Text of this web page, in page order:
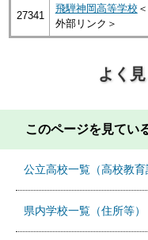
27341
飛騨神岡高等学校 ＜
外部リンク＞
よく
このページを見てい
公立高校一覧（高校教育
県内学校一覧（住所等）